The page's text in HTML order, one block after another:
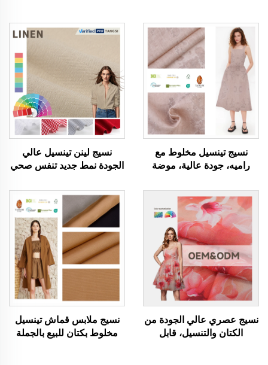
نسيج تينسيل مخلوط مع
راميه، جودة عالية، موضة
وصحي، نسيج ملابس للنساء
والرجال مناسب لخياطة
الملابس
نسيج لينن تينسيل عالي
الجودة نمط جديد تنفس صحي
والنساء مناسب للملابس
نسيج عصري عالي الجودة من
الكتان والتنسيل، قابل
نسيج ملابس قماش تينسيل
مخلوط بكتان للبيع بالجملة